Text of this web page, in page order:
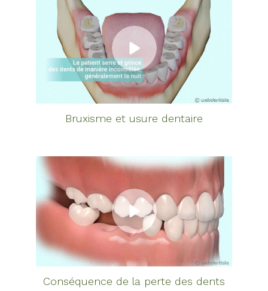
Bruxisme et usure dentaire
Conséquence de la perte des dents